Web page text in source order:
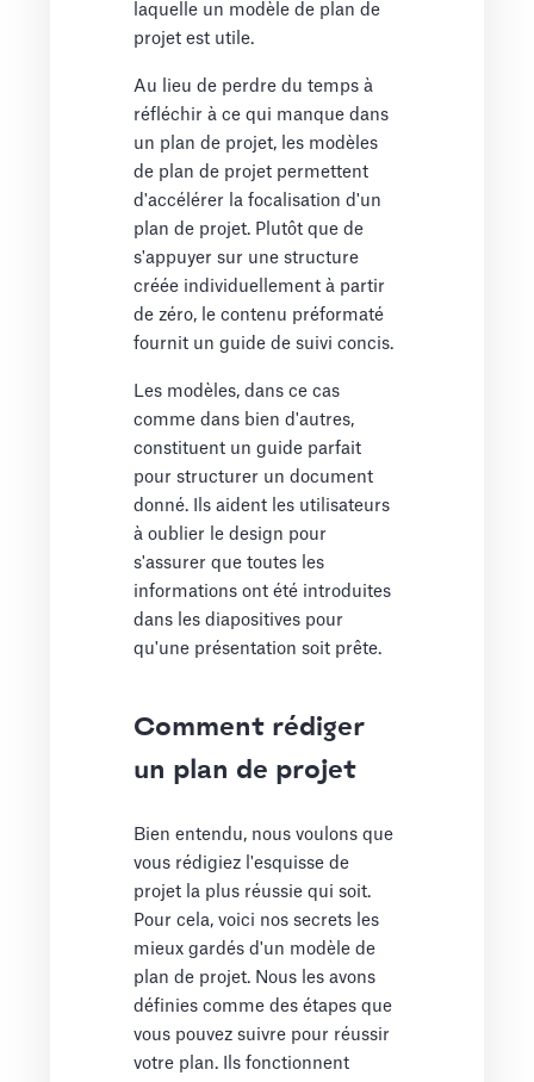
laquelle un modèle de plan de
projet est utile.
Au lieu de perdre du temps à
réfléchir à ce qui manque dans
un plan de projet, les modèles
de plan de projet permettent
d'accélérer la focalisation d'un
plan de projet. Plutôt que de
s'appuyer sur une structure
créée individuellement à partir
de zéro, le contenu préformaté
fournit un guide de suivi concis.
Les modèles, dans ce cas
comme dans bien d'autres,
constituent un guide parfait
pour structurer un document
donné. Ils aident les utilisateurs
à oublier le design pour
s'assurer que toutes les
informations ont été introduites
dans les diapositives pour
qu'une présentation soit prête.
Comment rédiger
un plan de projet
Bien entendu, nous voulons que
vous rédigiez l'esquisse de
projet la plus réussie qui soit.
Pour cela, voici nos secrets les
mieux gardés d'un modèle de
plan de projet. Nous les avons
définies comme des étapes que
vous pouvez suivre pour réussir
votre plan. Ils fonctionnent